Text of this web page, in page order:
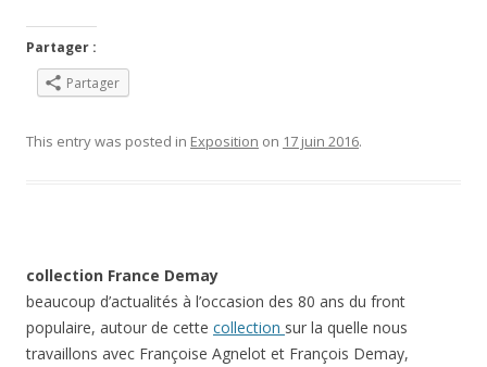
Partager :
Partager
This entry was posted in Exposition on 17 juin 2016.
collection France Demay
beaucoup d’actualités à l’occasion des 80 ans du front
populaire, autour de cette collection sur la quelle nous
travaillons avec Françoise Agnelot et François Demay,